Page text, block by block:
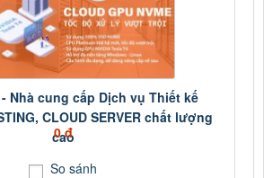
Nhà cung cấp Dịch vụ Thiết kế
CLOUD SERVER chất lượng
cao
0 đ
So sánh